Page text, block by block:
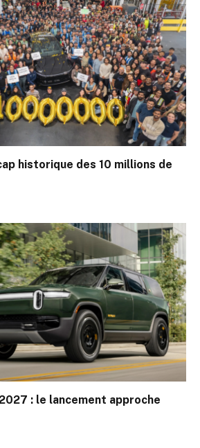
historique des 10 millions de
2027 : le lancement approche